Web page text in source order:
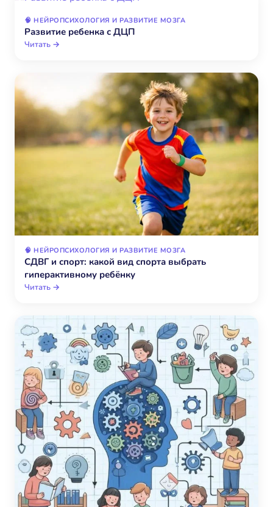
🧠 НЕЙРОПСИХОЛОГИЯ И РАЗВИТИЕ МОЗГА
Развитие ребенка с ДЦП
Читать →
🧠 НЕЙРОПСИХОЛОГИЯ И РАЗВИТИЕ МОЗГА
СДВГ и спорт: какой вид спорта выбрать
гиперактивному ребёнку
Читать →